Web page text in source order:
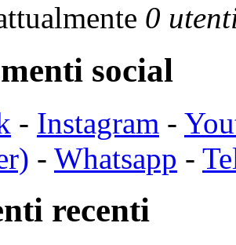
0
social
- Instagram -
- Whatsapp -
recenti